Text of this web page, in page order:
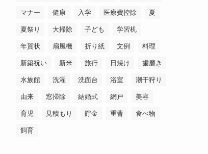
マナー 健康 入学 医療費控除 夏
夏祭り 大掃除 子ども 学習机
年賀状 扇風機 折り紙 文例 料理
新築祝い 新米 旅行 日焼け 歯磨き
水族館 洗濯 洗面台 浴室 潮干狩り
由来 窓掃除 結婚式 網戸 美容
育児 見積もり 貯金 重曹 食べ物
飼育